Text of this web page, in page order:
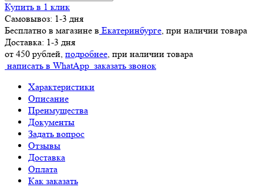
Купить в 1 клик
Самовывоз: 1-3 дня
Бесплатно в магазине в Екатеринбурге, при наличии товара
Доставка: 1-3 дня
от 450 рублей, подробнее, при наличии товара
написать в WhatApp заказать звонок
Характеристики
Описание
Преимущества
Документы
Задать вопрос
Отзывы
Доставка
Оплата
Как заказать